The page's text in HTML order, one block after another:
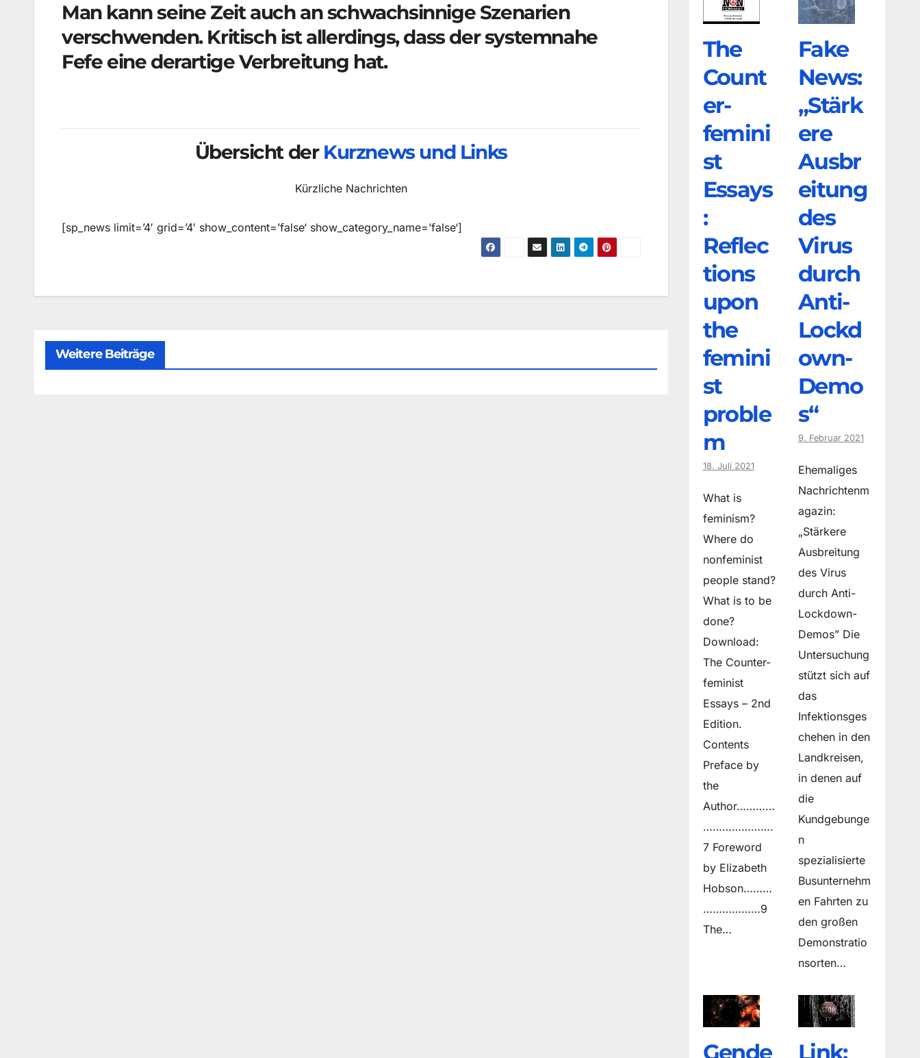
Man kann seine Zeit auch an schwachsinnige Szenarien
verschwenden. Kritisch ist allerdings, dass der systemnahe
Fefe eine derartige Verbreitung hat.
Übersicht der Kurznews und Links
Kürzliche Nachrichten
[sp_news limit=’4′ grid=’4′ show_content=’false‘ show_category_name=’false‘]
Weitere Beiträge
The
Count
er­
femini
st
Essays
:
Reflec
tions
upon
the
femini
st
proble
m
18. Juli 2021
What is
feminism?
Where do
non­feminist
people stand?
What is to be
done?
Download:
The Counter-
feminist
Essays – 2nd
Edition.
Contents
Preface by
the
Author…………
………………….
7 Foreword
by Elizabeth
Hobson………
………………9
The…
Fake
News:
„Stärk
ere
Ausbr
eitung
des
Virus
durch
Anti-
Lockd
own-
Demo
s“
9. Februar 2021
Ehemaliges
Nachrichtenm
agazin:
„Stärkere
Ausbreitung
des Virus
durch Anti-
Lockdown-
Demos” Die
Untersuchung
stützt sich auf
das
Infektionsges
chehen in den
Landkreisen,
in denen auf
die
Kundgebunge
n
spezialisierte
Busunternehm
en Fahrten zu
den großen
Demonstratio
nsorten…
Gende Link: